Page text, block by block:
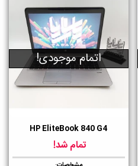
اتمام موجودی!
HP EliteBook 840 G4
تمام شد!